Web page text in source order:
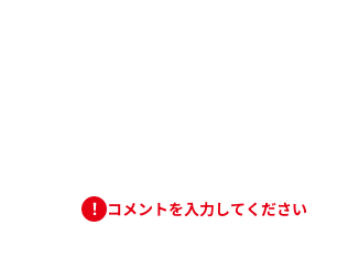
コメントを入力してください